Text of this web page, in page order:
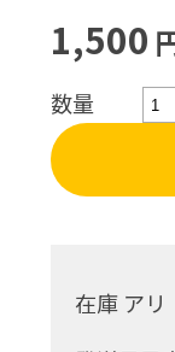
1,500
数量
在庫 アリ